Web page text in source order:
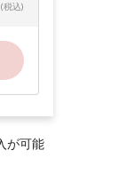
(税込)
が可能